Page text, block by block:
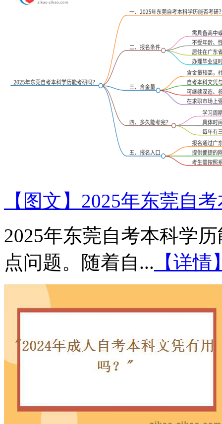
【图文】2025年东莞自
2025年东莞自考本科学
点问题。随着自... 【详情